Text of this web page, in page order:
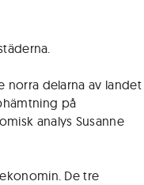
norra delarna av landet
på
analys Susanne
De tre